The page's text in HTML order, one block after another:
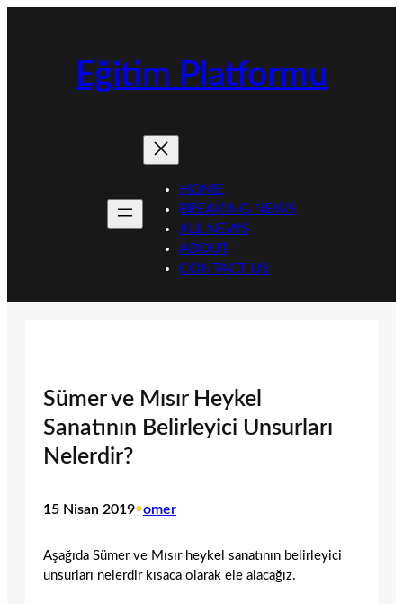
Eğitim Platformu
HOME
BREAKING NEWS
ALL NEWS
ABOUT
CONTACT US
Sümer ve Mısır Heykel
Sanatının Belirleyici Unsurları
Nelerdir?
15 Nisan 2019•omer
Aşağıda Sümer ve Mısır heykel sanatının belirleyici
unsurları nelerdir kısaca olarak ele alacağız.